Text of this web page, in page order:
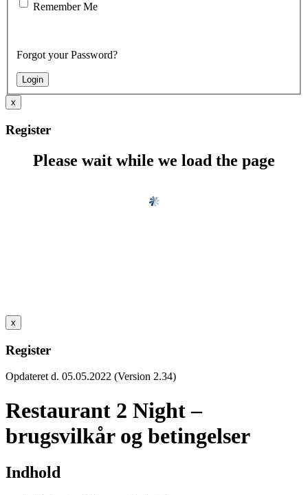
Remember Me
Forgot your Password?
x
Register
Please wait while we load the page
x
Register
Opdateret d. 05.05.2022 (Version 2.34)
Restaurant 2 Night –
brugsvilkår og betingelser
Indhold